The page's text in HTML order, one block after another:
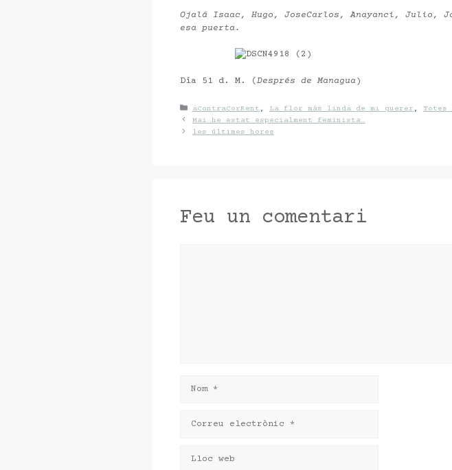
Ojalá Isaac, Hugo, JoseCarlos, Anayanci, Julio,
esa puerta.
Día 51 d. M. ( Després de Managua )
Categories
aContraCorRent , La flor más linda de mi querer ,
Totes
Mai he estat especialment feminista…
les últimes hores
Feu un comentari
electrònic
web